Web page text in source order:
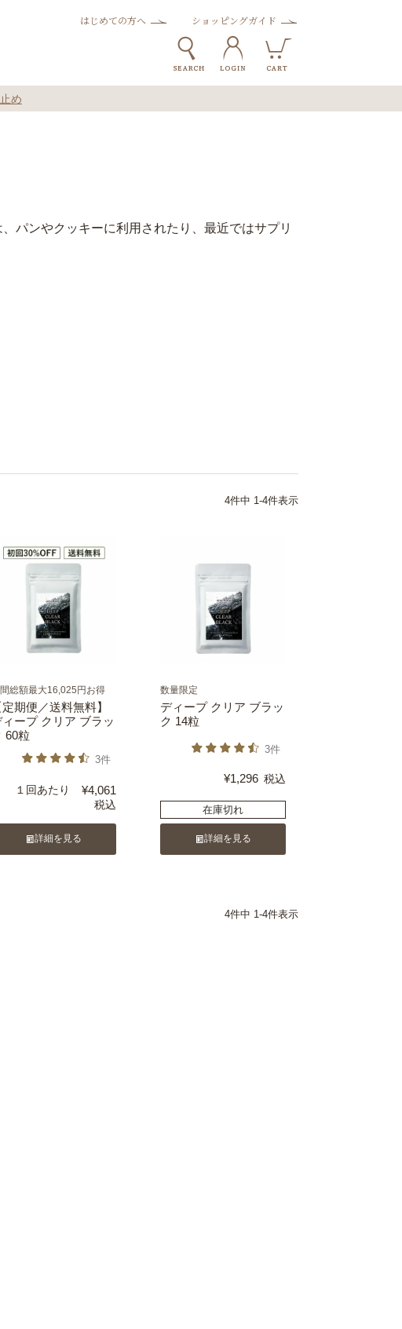
はじめての方へ ショッピングガイド
め
パンやクッキーに利用されたり、最近ではサプリ
4件中 1-4件表示
総額最大16,025円お得
定期便／送料無料】
ィープ クリア ブラッ
60粒
3件
１回あたり ¥4,061
税込
詳細を見る
数量限定
ディープ クリア ブラッ
ク 14粒
3件
¥1,296 税込
在庫切れ
詳細を見る
4件中 1-4件表示